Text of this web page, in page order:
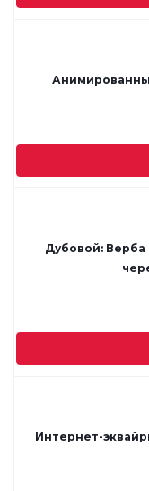
Дубовой: Верба
Интернет-